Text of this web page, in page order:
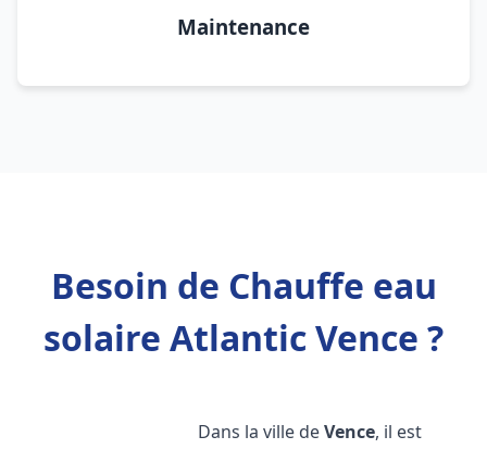
Maintenance
Besoin de Chauffe eau
solaire Atlantic Vence ?
Dans la ville deVence, il est